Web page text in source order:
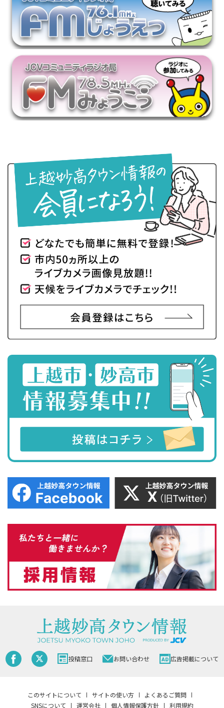
投稿窓口 お問い合わせ 広告掲載について
このサイトについて サイトの使い方
よくあるご質問
SNSについて
運営会社 個人情報保護方針 利用規約